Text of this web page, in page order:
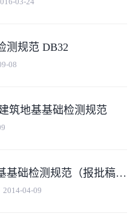
测规范 DB32
08
筑地基基础检测规范
广东省标准建筑地基基础检测规范（报批稿）-会议讨论
2014-04-09